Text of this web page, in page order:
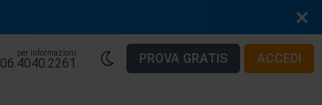
per informazioni
06.4040.2261 PROVA GRATIS ACCEDI